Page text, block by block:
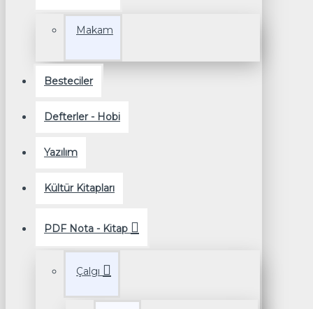
Makam
Besteciler
Defterler - Hobi
Yazılım
Kültür Kitapları
PDF Nota - Kitap
Çalgı